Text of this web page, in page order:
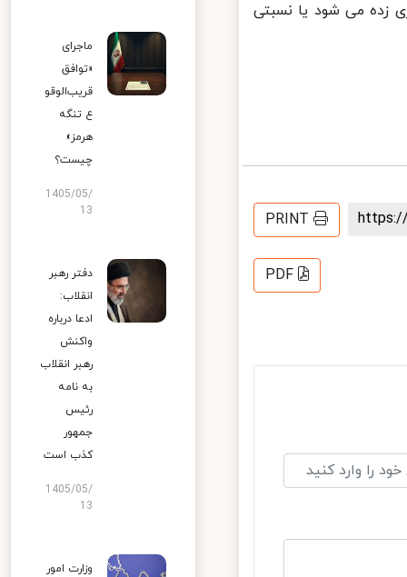
زده می شود یا نسبتی
PRINT
PDF
ماجرای
«توافق
قریب‌الوقو
ع تنگه
هرمز»
چیست؟
1405/05/
13
دفتر رهبر
انقلاب:
ادعا درباره
واکنش
رهبر انقلاب
به نامه
رئیس
جمهور
کذب است
1405/05/
13
وزارت امور